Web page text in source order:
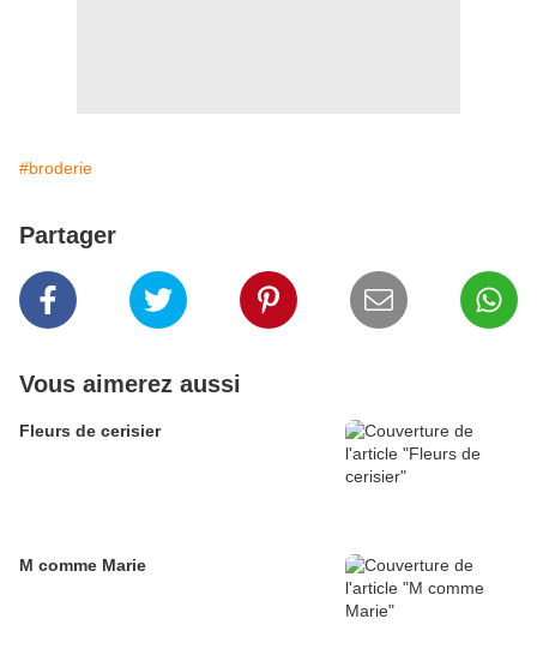
#broderie
Partager
Vous aimerez aussi
Fleurs de cerisier
M comme Marie